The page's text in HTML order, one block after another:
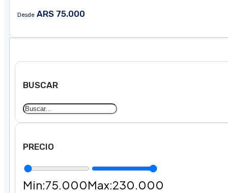
Desde ARS 75.000
BUSCAR
PRECIO
Min:75.000Max:230.000